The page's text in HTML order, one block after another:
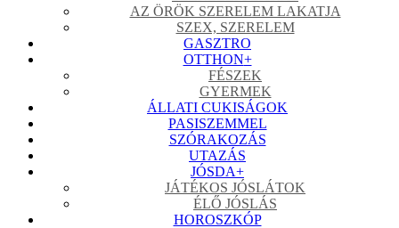
AZ ÖRÖK SZERELEM LAKATJA
SZEX, SZERELEM
GASZTRO
OTTHON+
FÉSZEK
GYERMEK
ÁLLATI CUKISÁGOK
PASISZEMMEL
SZÓRAKOZÁS
UTAZÁS
JÓSDA+
JÁTÉKOS JÓSLÁTOK
ÉLŐ JÓSLÁS
HOROSZKÓP